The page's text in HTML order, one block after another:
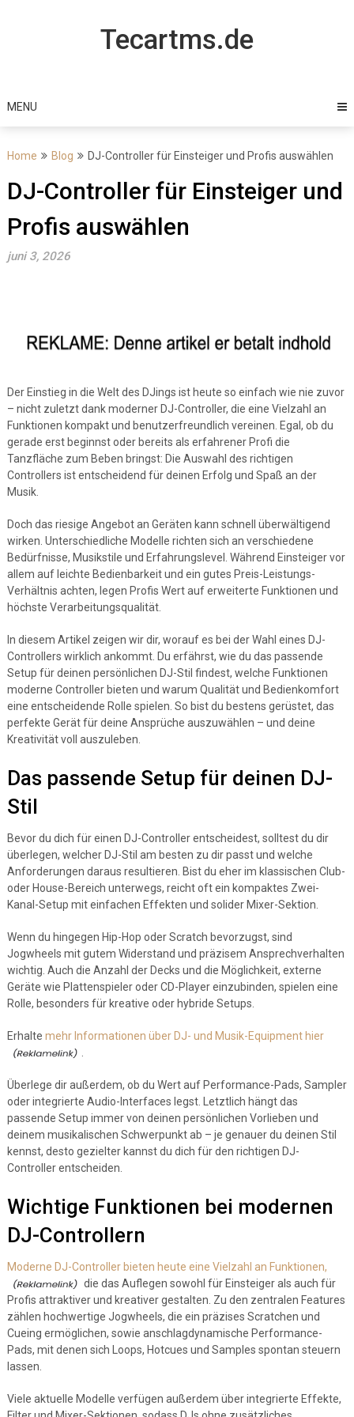
Tecartms.de
MENU
Home Blog DJ-Controller für Einsteiger und Profis auswählen
DJ-Controller für Einsteiger und
Profis auswählen
juni 3, 2026
Der Einstieg in die Welt des DJings ist heute so einfach wie nie zuvor
– nicht zuletzt dank moderner DJ-Controller, die eine Vielzahl an
Funktionen kompakt und benutzerfreundlich vereinen. Egal, ob du
gerade erst beginnst oder bereits als erfahrener Profi die
Tanzfläche zum Beben bringst: Die Auswahl des richtigen
Controllers ist entscheidend für deinen Erfolg und Spaß an der
Musik.
Doch das riesige Angebot an Geräten kann schnell überwältigend
wirken. Unterschiedliche Modelle richten sich an verschiedene
Bedürfnisse, Musikstile und Erfahrungslevel. Während Einsteiger vor
allem auf leichte Bedienbarkeit und ein gutes Preis-Leistungs-
Verhältnis achten, legen Profis Wert auf erweiterte Funktionen und
höchste Verarbeitungsqualität.
In diesem Artikel zeigen wir dir, worauf es bei der Wahl eines DJ-
Controllers wirklich ankommt. Du erfährst, wie du das passende
Setup für deinen persönlichen DJ-Stil findest, welche Funktionen
moderne Controller bieten und warum Qualität und Bedienkomfort
eine entscheidende Rolle spielen. So bist du bestens gerüstet, das
perfekte Gerät für deine Ansprüche auszuwählen – und deine
Kreativität voll auszuleben.
Das passende Setup für deinen DJ-
Stil
Bevor du dich für einen DJ-Controller entscheidest, solltest du dir
überlegen, welcher DJ-Stil am besten zu dir passt und welche
Anforderungen daraus resultieren. Bist du eher im klassischen Club-
oder House-Bereich unterwegs, reicht oft ein kompaktes Zwei-
Kanal-Setup mit einfachen Effekten und solider Mixer-Sektion.
Wenn du hingegen Hip-Hop oder Scratch bevorzugst, sind
Jogwheels mit gutem Widerstand und präzisem Ansprechverhalten
wichtig. Auch die Anzahl der Decks und die Möglichkeit, externe
Geräte wie Plattenspieler oder CD-Player einzubinden, spielen eine
Rolle, besonders für kreative oder hybride Setups.
Erhalte mehr Informationen über DJ- und Musik-Equipment hier
Überlege dir außerdem, ob du Wert auf Performance-Pads, Sampler
oder integrierte Audio-Interfaces legst. Letztlich hängt das
passende Setup immer von deinen persönlichen Vorlieben und
deinem musikalischen Schwerpunkt ab – je genauer du deinen Stil
kennst, desto gezielter kannst du dich für den richtigen DJ-
Controller entscheiden.
Wichtige Funktionen bei modernen
DJ-Controllern
Moderne DJ-Controller bieten heute eine Vielzahl an Funktionen,
die das Auflegen sowohl für Einsteiger als auch für
Profis attraktiver und kreativer gestalten. Zu den zentralen Features
zählen hochwertige Jogwheels, die ein präzises Scratchen und
Cueing ermöglichen, sowie anschlagdynamische Performance-
Pads, mit denen sich Loops, Hotcues und Samples spontan steuern
lassen.
Viele aktuelle Modelle verfügen außerdem über integrierte Effekte,